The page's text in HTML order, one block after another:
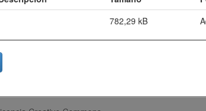
782,29 kB